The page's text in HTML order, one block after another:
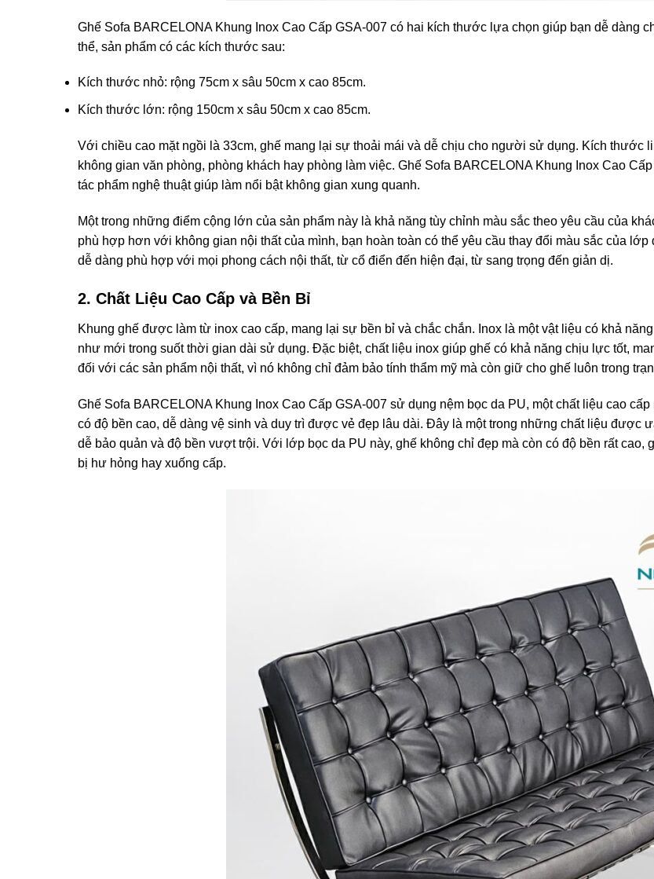
Ghế Sofa BARCELONA Khung Inox Cao Cấp GSA-007 có hai kích thước lựa chọn giúp bạn dễ dàng
thể, sản phẩm có các kích thước sau:
Kích thước nhỏ: rộng 75cm x sâu 50cm x cao 85cm.
Kích thước lớn: rộng 150cm x sâu 50cm x cao 85cm.
Với chiều cao mặt ngồi là 33cm, ghế mang lại sự thoải mái và dễ chịu cho người sử dụng. Kích thước
không gian văn phòng, phòng khách hay phòng làm việc. Ghế Sofa BARCELONA Khung Inox Cao
tác phẩm nghệ thuật giúp làm nổi bật không gian xung quanh.
Một trong những điểm cộng lớn của sản phẩm này là khả năng tùy chỉnh màu sắc theo yêu cầu của
phù hợp hơn với không gian nội thất của mình, bạn hoàn toàn có thể yêu cầu thay đổi màu sắc của
dễ dàng phù hợp với mọi phong cách nội thất, từ cổ điển đến hiện đại, từ sang trọng đến giản dị.
2. Chất Liệu Cao Cấp và Bền Bỉ
Khung ghế được làm từ inox cao cấp, mang lại sự bền bỉ và chắc chắn. Inox là một vật liệu có khả
như mới trong suốt thời gian dài sử dụng. Đặc biệt, chất liệu inox giúp ghế có khả năng chịu lực tốt,
đối với các sản phẩm nội thất, vì nó không chỉ đảm bảo tính thẩm mỹ mà còn giữ cho ghế luôn trong
Ghế Sofa BARCELONA Khung Inox Cao Cấp GSA-007 sử dụng nệm bọc da PU, một chất liệu cao
có độ bền cao, dễ dàng vệ sinh và duy trì được vẻ đẹp lâu dài. Đây là một trong những chất liệu được
dễ bảo quản và độ bền vượt trội. Với lớp bọc da PU này, ghế không chỉ đẹp mà còn có độ bền rất
bị hư hỏng hay xuống cấp.